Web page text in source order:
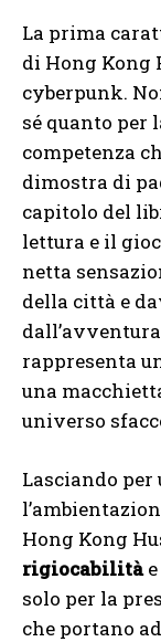
La prima
di Hong Kong
cyberpunk.
sé quanto per
competenza
dimostra di
capitolo del
lettura e il
netta
della città e
rappresenta
una
universo
Lasciando
Hong Kong
rigiocabilitàe
solo per la
che portano